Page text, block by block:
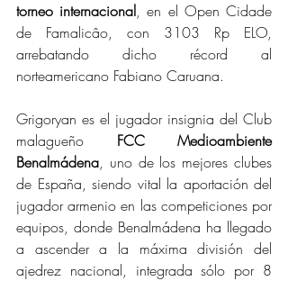
torneo internacional, en el Open Cidade
de Famalicâo, con 3103 Rp ELO,
arrebatando dicho récord al
norteamericano Fabiano Caruana.
Grigoryan es el jugador insignia del Club
malagueño FCC Medioambiente
Benalmádena, uno de los mejores clubes
de España, siendo vital la aportación del
jugador armenio en las competiciones por
equipos, donde Benalmádena ha llegado
a ascender a la máxima división del
ajedrez nacional, integrada sólo por 8